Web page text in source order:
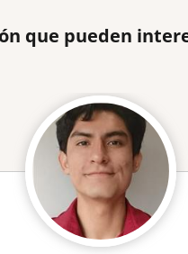
que pueden